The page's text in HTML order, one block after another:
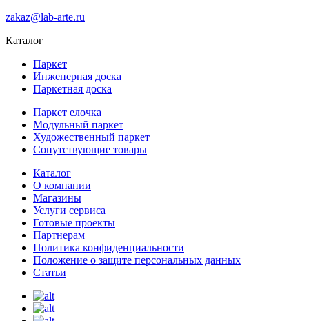
zakaz@lab-arte.ru
Каталог
Паркет
Инженерная доска
Паркетная доска
Паркет елочка
Модульный паркет
Художественный паркет
Сопутствующие товары
Каталог
О компании
Магазины
Услуги сервиса
Готовые проекты
Партнерам
Политика конфиденциальности
Положение о защите персональных данных
Статьи